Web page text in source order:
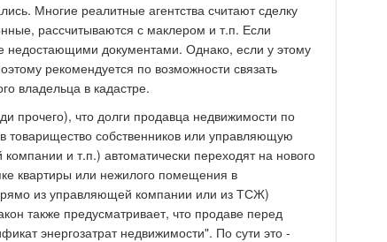
Многие реалитные агентства считают сделку
рассчитываются с маклером и т.п. Если
недостающими документами. Однако, если у этому
рекомендуется по возможности связать
владельца в кадастре.
прочего), что долги продавца недвижимости по
собственников или управляющую
и т.п.) автоматически переходят на нового
квартиры или нежилого помещения в
из управляющей компании или из ТСЖ)
также предусматривает, что продаве перед
энергозатрат недвижимости". По сути это -